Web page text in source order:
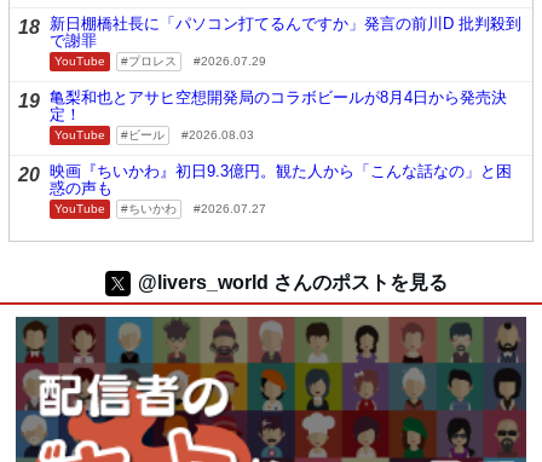
18 新日棚橋社長に「パソコン打てるんですか」発言の前川D 批判殺到
で謝罪
YouTube プロレス 2026.07.29
19 亀梨和也とアサヒ空想開発局のコラボビールが8月4日から発売決
定！
YouTube ビール 2026.08.03
20 映画『ちいかわ』初日9.3億円。観た人から「こんな話なの」と困
惑の声も
YouTube ちいかわ 2026.07.27
@livers_world さんのポストを見る